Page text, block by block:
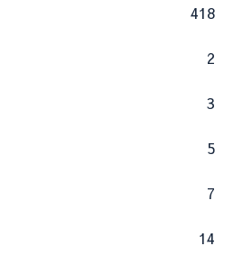
418
2
3
5
7
14